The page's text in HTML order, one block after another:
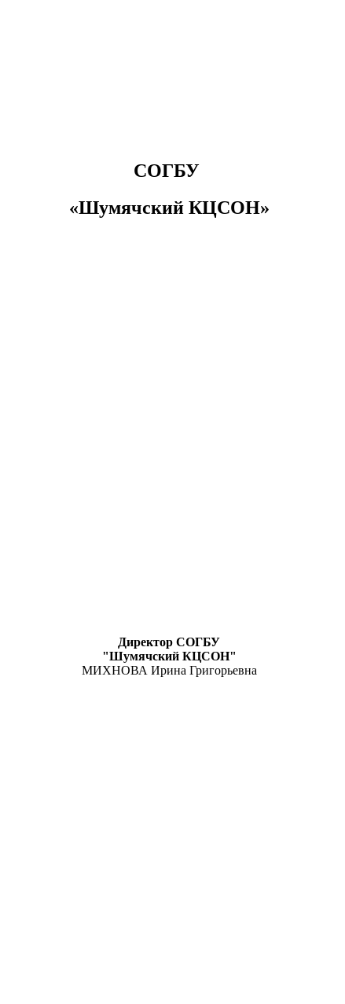
СОГБУ
«Шумячский КЦСОН»
Директор СОГБУ
"Шумячский КЦСОН"
МИХНОВА Ирина Григорьевна